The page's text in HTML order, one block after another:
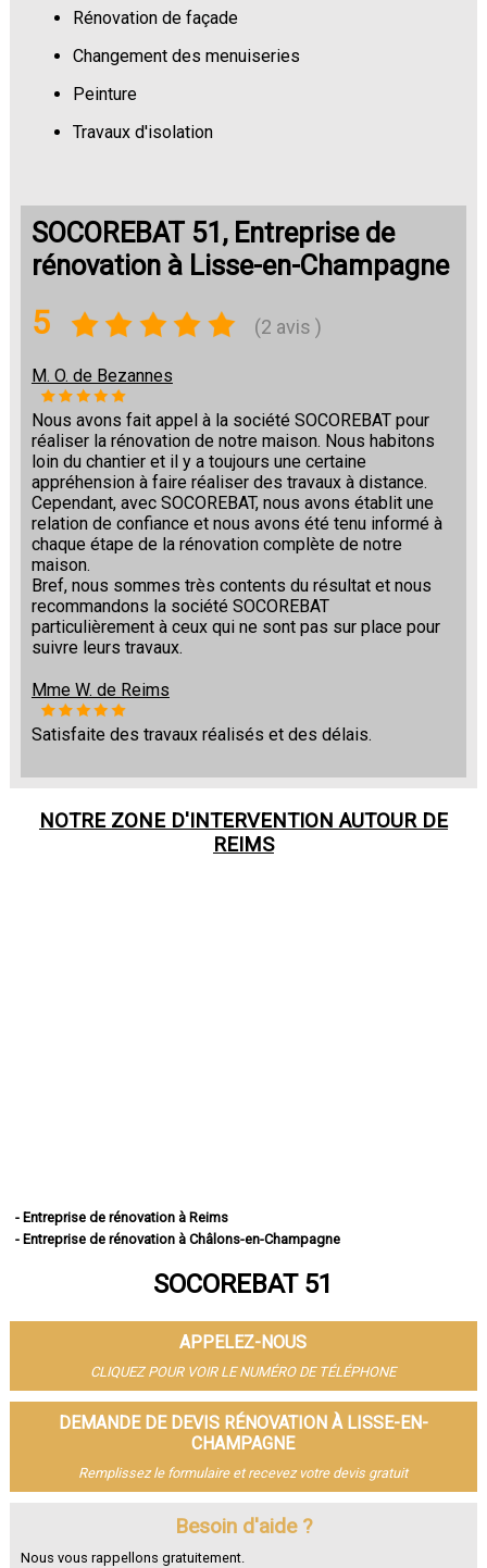
Rénovation de façade
Changement des menuiseries
Peinture
Travaux d'isolation
SOCOREBAT 51, Entreprise de
rénovation à Lisse-en-Champagne
5 (2 avis )
M. O. de Bezannes
Nous avons fait appel à la société SOCOREBAT pour
réaliser la rénovation de notre maison. Nous habitons
loin du chantier et il y a toujours une certaine
appréhension à faire réaliser des travaux à distance.
Cependant, avec SOCOREBAT, nous avons établit une
relation de confiance et nous avons été tenu informé à
chaque étape de la rénovation complète de notre
maison.
Bref, nous sommes très contents du résultat et nous
recommandons la société SOCOREBAT
particulièrement à ceux qui ne sont pas sur place pour
suivre leurs travaux.
Mme W. de Reims
Satisfaite des travaux réalisés et des délais.
NOTRE ZONE D'INTERVENTION AUTOUR DE
REIMS
- Entreprise de rénovation à Reims
- Entreprise de rénovation à Châlons-en-Champagne
- Entreprise de rénovation à Vitry-le-François
- Entreprise de rénovation à Bétheny
- Entreprise de rénovation à Cormontreuil
- Entreprise de rénovation à Fismes
- Entreprise de rénovation à Saint-Memmie
- Entreprise de rénovation à Sézanne
- Entreprise de rénovation à Mourmelon-le-Grand
- Entreprise de rénovation à Sainte-Menehould
- Entreprise de rénovation à Ay
SOCOREBAT 51
APPELEZ-NOUS
CLIQUEZ POUR VOIR LE NUMÉRO DE TÉLÉPHONE
DEMANDE DE DEVIS RÉNOVATION À LISSE-EN-
CHAMPAGNE
Remplissez le formulaire et recevez votre devis gratuit
Besoin d'aide ?
Nous vous rappellons gratuitement.